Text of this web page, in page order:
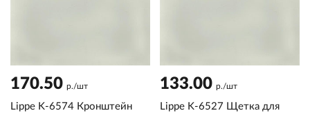
170.50 р./шт
Lippe K-6574 Кронштейн
133.00 р./шт
Lippe K-6527 Щетка для